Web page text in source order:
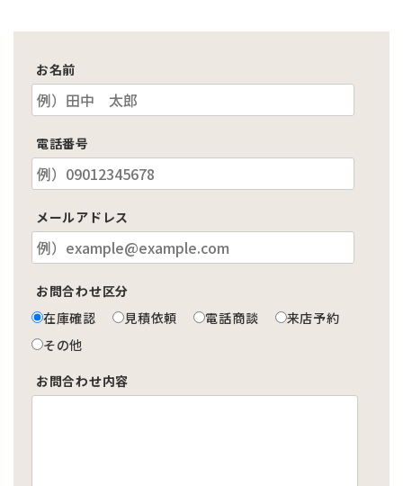
お名前
電話番号
メールアドレス
お問合わせ区分
在庫確認
見積依頼 電話商談
来店予約
その他
お問合わせ内容